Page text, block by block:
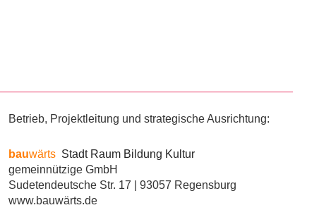
Betrieb, Projektleitung und strategische Ausrichtung:
bauwärtsStadt Raum Bildung Kultur
gemeinnützige GmbH
Sudetendeutsche Str. 17 | 93057 Regensburg
www.bauwärts.de